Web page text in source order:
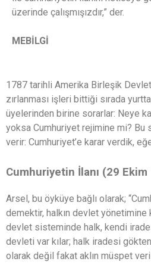
üzerinde çalışmışızdır,” der.
MEBİLGİ
1787 tarihli Amerika Birleşik
zırlanması işleri bittiği sırada
üyelerinden birine sorarlar: Neye
yoksa Cumhuriyet rejimine mi? Bu
verir: Cumhuriyet’e karar verdik,
Cumhuriyetin İlanı (29 Ekim
Arsel, bu öyküye bağlı olarak;
demektir, halkın devlet yönetimine
devlet sisteminde halk, kendi
devleti var kılar; halk iradesi
olarak değil fakat aklın müspet